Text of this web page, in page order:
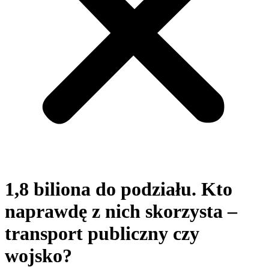
1,8 biliona do podziału. Kto
naprawdę z nich skorzysta –
transport publiczny czy
wojsko?